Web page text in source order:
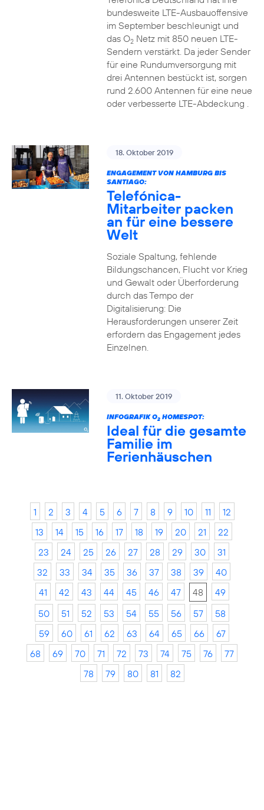
bundesweite LTE-Ausbauoffensive
im September beschleunigt und
das O2Netz mit 850 neuen LTE-
Sendern verstärkt. Da jeder Sender
für eine Rundumversorgung mit
drei Antennen bestückt ist, sorgen
rund 2.600 Antennen für eine neue
oder verbesserte LTE-Abdeckung .
18. Oktober 2019
ENGAGEMENT VON HAMBURG BIS
SANTIAGO:
Telefónica-
Mitarbeiter packen
an für eine bessere
Welt
Soziale Spaltung, fehlende
Bildungschancen, Flucht vor Krieg
und Gewalt oder Überforderung
durch das Tempo der
Digitalisierung: Die
Herausforderungen unserer Zeit
erfordern das Engagement jedes
Einzelnen.
11. Oktober 2019
INFOGRAFIK O2HOMESPOT:
Ideal für die gesamte
Familie im
Ferienhäuschen
1 2 3 4 5 6 7 8 9 10 11
12
13
14 15 16 17 18 19 20 21
22
23
24 25 26 27 28 29 30
31
32
33 34 35 36 37 38 39
40
41
42 43 44 45 46 47 48
49
50
51 52 53 54 55 56 57
58
59
60 61 62 63 64 65 66
67
68
69 70 71 72 73 74 75 76
77
78
79 80 81 82